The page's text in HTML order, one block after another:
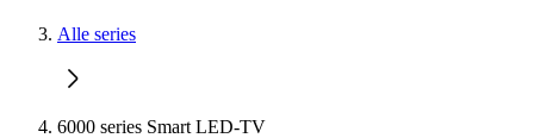
Alle series
6000 series Smart LED-TV